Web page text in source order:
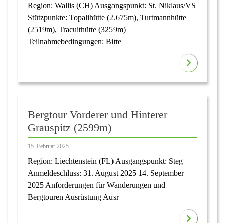
Region: Wallis (CH) Ausgangspunkt: St. Niklaus/VS
Stützpunkte: Topalihütte (2.675m), Turtmannhütte
(2519m), Tracuithütte (3259m)
Teilnahmebedingungen: Bitte
Bergtour Vorderer und Hinterer
Grauspitz (2599m)
15. Februar 2025
Region: Liechtenstein (FL) Ausgangspunkt: Steg
Anmeldeschluss: 31. August 2025 14. September
2025 Anforderungen für Wanderungen und
Bergtouren Ausrüstung Ausr